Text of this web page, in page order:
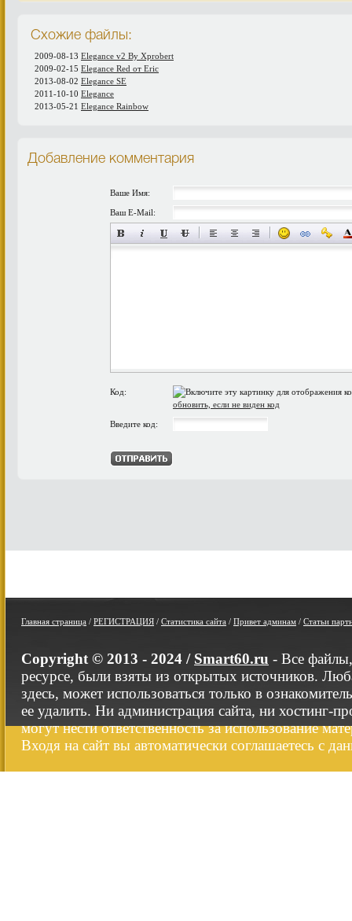
Схожие файлы:
2009-08-13 Elegance v2 By Xprobert
2009-02-15 Elegance Red от Eric
2013-08-02 Elegance SE
2011-10-10 Elegance
2013-05-21 Elegance Rainbow
Добавление комментария
Ваше Имя:
Ваш E-Mail:
Код:
обновить, если не виден код
Введите код:
Главная страница / РЕГИСТРАЦИЯ / Статистика сайта / Привет админам / Статьи
Copyright © 2013 - 2024 / Smart60.ru - Все
ресурсе, были взяты из открытых источников.
здесь, может использоваться только в
ее удалить. Ни администрация сайта, ни хостинг-
могут нести ответственность за использование
Входя на сайт вы автоматически соглашаетесь с